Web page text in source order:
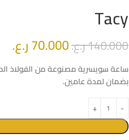
Tacy
140.000ر.ع.70.000ر.ع.
ساعة سويسرية مصنوعة من الفولاذ
بضمان لمدة عامين.